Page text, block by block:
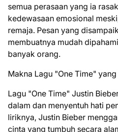
semua perasaan yang ia
kedewasaan emosional
remaja. Pesan yang
membuatnya mudah
banyak orang.
Makna Lagu "One Time"
Lagu "One Time" Justin
dalam dan menyentuh hati
liriknya, Justin Bieber
cinta yang tumbuh secara